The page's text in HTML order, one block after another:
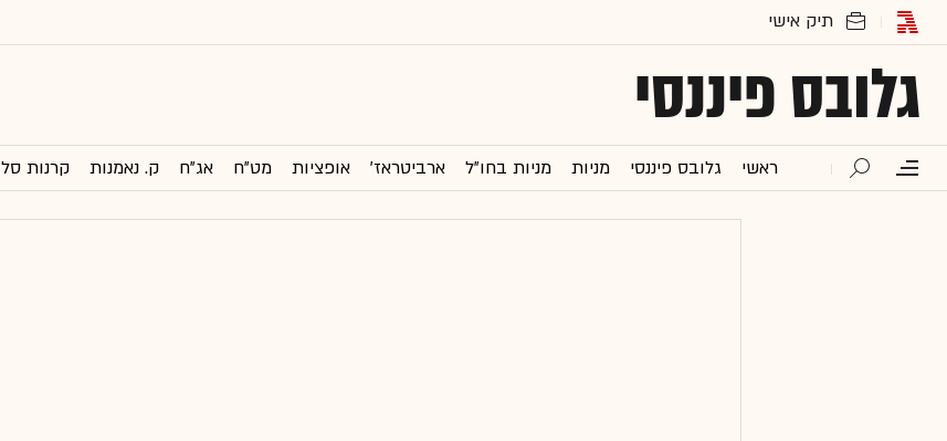
גלובס פיננסי
ראשי גלובס פיננסי מניות מניות בחו"ל ארביטראז' אופציות מט"ח אג"ח ק. נאמנות קרנות סל